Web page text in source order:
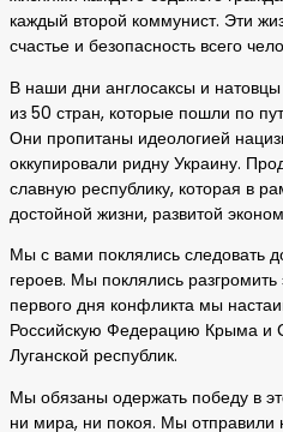
каждый второй коммунист. Эти
счастье и безопасность всего
В наши дни англосаксы и
из 50 стран, которые пошли по
Они пропитаны идеологией
оккупировали ридну Украину.
славную республику, которая в
достойной жизни, развитой
Мы с вами поклялись следовать
героев. Мы поклялись
первого дня конфликта мы
Российскую Федерацию Крыма и
Луганской республик.
Мы обязаны одержать победу в
ни мира, ни покоя. Мы